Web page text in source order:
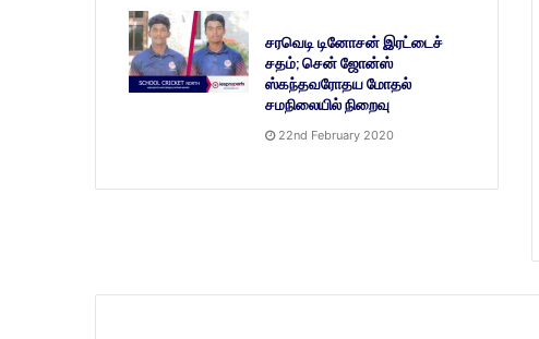
சரவெடி டினோசன் இரட்டைச்
சதம்; சென் ஜோன்ஸ்
ஸ்கந்தவரோதய மோதல்
சமநிலையில் நிறைவு
22nd February 2020